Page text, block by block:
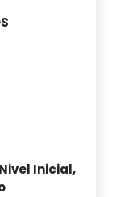
Nivel Inicial,